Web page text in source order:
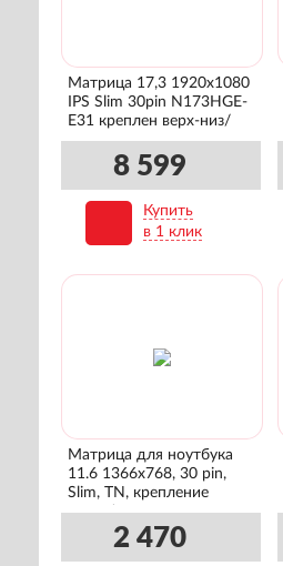
Матрица 17,3 1920x1080
IPS Slim 30pin N173HGE-
E31 креплен верх-низ/
плата внешнаяя
8 599
Купить
в 1 клик
Матрица для ноутбука
11.6 1366x768, 30 pin,
Slim, TN, крепление
слева/справа
2 470